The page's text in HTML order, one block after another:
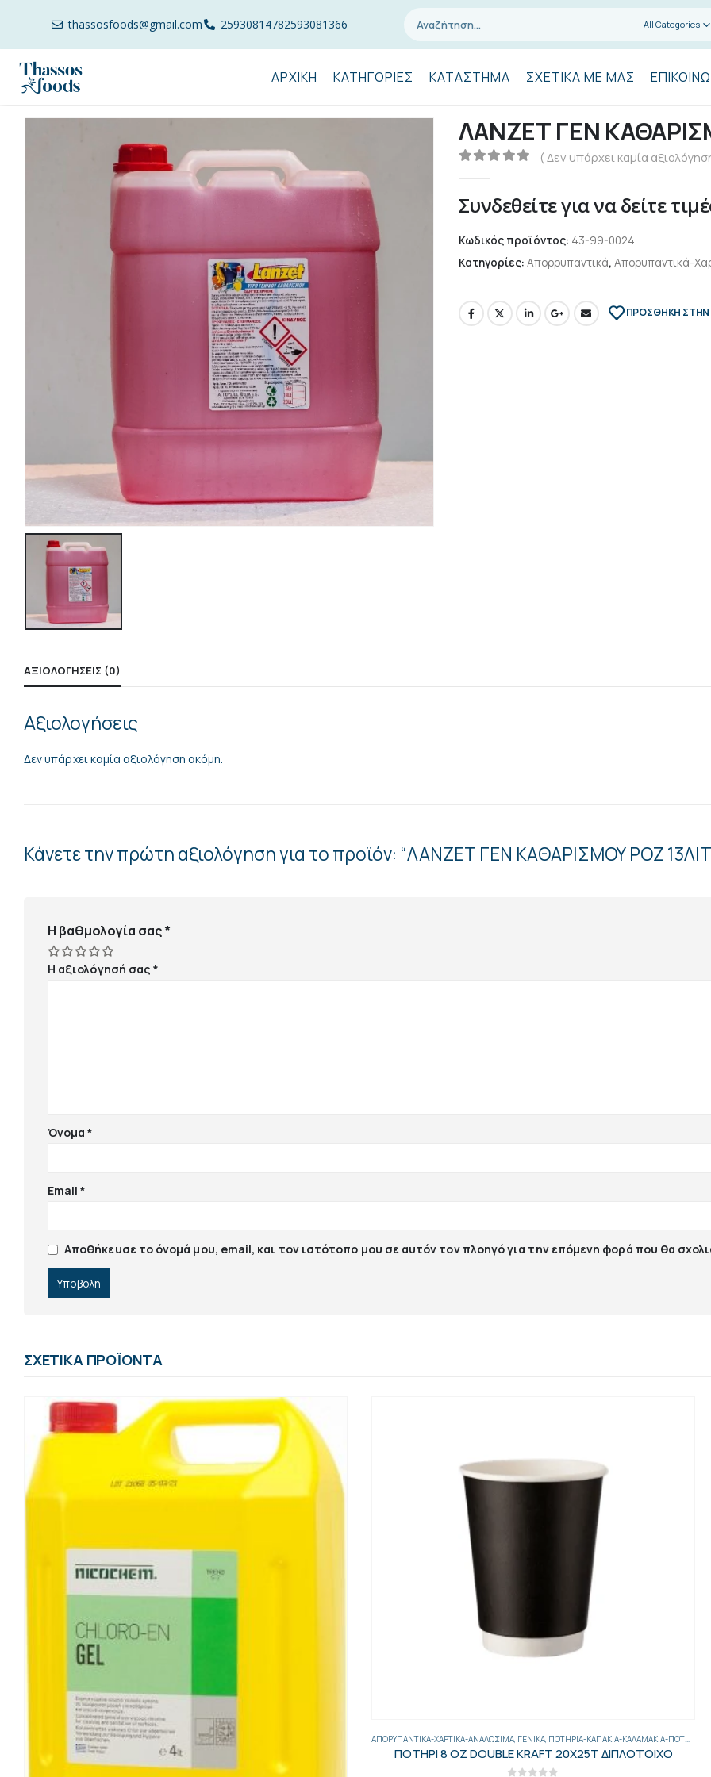
thassosfoods@gmail.com 25930814782593081366 All Categories
ΑΡΧΙΚΉ ΚΑΤΗΓΟΡΊΕΣ ΚΑΤΆΣΤΗΜΑ ΣΧΕΤΙΚΆ ΜΕ ΜΑΣ
ΛΑΝΖΕΤ ΓΕΝ
( Δεν υπάρχει καμία
Συνδεθείτε για να δείτε
Κωδικός προϊόντος: 43-99-0024
Κατηγορίες: Απορρυπαντικά, Απορυπαντικά-
ΠΡΌΣΘΉΚΗ ΣΤΗΝ
ΑΞΙΟΛΟΓΉΣΕΙΣ (0)
Αξιολογήσεις
Δεν υπάρχει καμία αξιολόγηση ακόμη.
Κάνετε την πρώτη αξιολόγηση για το προϊόν: “ΛΑΝΖΕΤ ΓΕΝ ΚΑΘΑΡΙΣΜΟΥ ΡΟΖ
Η βαθμολογία σας*
Η αξιολόγησή σας*
Όνομα*
Email*
Αποθήκευσε το όνομά μου, email, και τον ιστότοπο μου σε αυτόν τον πλοηγό για την επόμενη φορά που θα
ΣΧΕΤΙΚΆ ΠΡΟΪΌΝΤΑ
ΑΠΟΡΥΠΑΝΤΙΚΆ-ΧΑΡΤΙΚΆ-ΑΝΑΛΏΣΙΜΑ ΓΕΝΙΚΑ ΠΟΤΉΡΙΑ-ΚΑΠΆΚΙΑ-ΚΑΛΑΜΆΚΙΑ-ΠΟΤΗΡΟΘΉΚΕΣ
ΠΟΤΗΡΙ 8 ΟΖ DOUBLE KRAFT 20X25T ΔΙΠΛΟΤΟΙΧΟ